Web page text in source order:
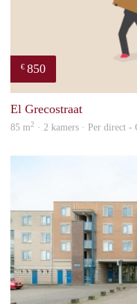
€ 850
El Grecostraat
85 m2 · 2 kamers · Per direct -